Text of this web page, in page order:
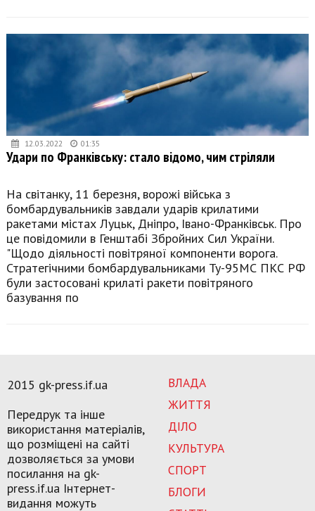
12.03.2022 01:35
Удари по Франківську: стало відомо, чим стріляли
На світанку, 11 березня, ворожі війська з
бомбардувальників завдали ударів крилатими
ракетами містах Луцьк, Дніпро, Івано-Франківськ. Про
це повідомили в Генштабі Збройних Сил України.
"Щодо діяльності повітряної компоненти ворога.
Стратегічними бомбардувальниками Ту-95МС ПКС РФ
були застосовані крилаті ракети повітряного
базування по
ВЛАДА
ЖИТТЯ
ДІЛО
КУЛЬТУРА
СПОРТ
БЛОГИ
2015 gk-press.if.ua
Передрук та інше
використання матеріалів,
що розміщені на сайті
дозволяється за умови
посилання на gk-
press.if.ua Інтернет-
видання можуть